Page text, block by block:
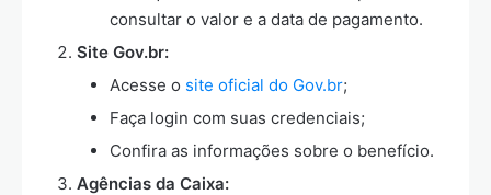
consultar o valor e a data de pagamento.
Site Gov.br:
Acesse o site oficial do Gov.br;
Faça login com suas credenciais;
Confira as informações sobre o benefício.
Agências da Caixa: